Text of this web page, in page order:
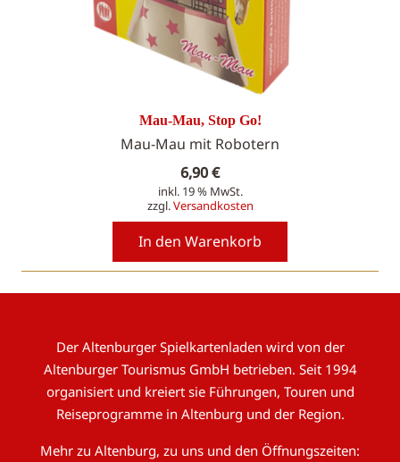
Mau-Mau, Stop Go!
Mau-Mau mit Robotern
6,90€
inkl. 19 % MwSt.
zzgl.Versandkosten
In den Warenkorb
Der Altenburger Spielkartenladen wird von der
Altenburger Tourismus GmbH betrieben. Seit 1994
organisiert und kreiert sie Führungen, Touren und
Reiseprogramme in Altenburg und der Region.
Mehr zu Altenburg, zu uns und den Öffnungszeiten: